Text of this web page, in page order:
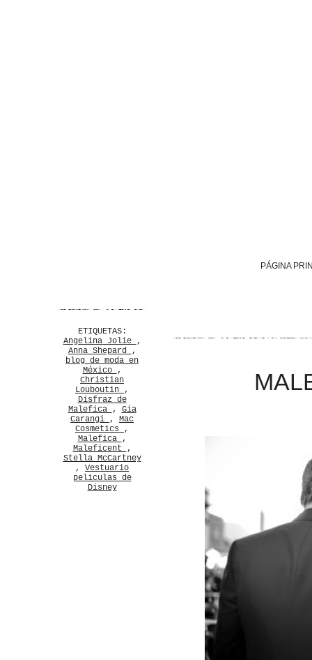
PÁGINA
ETIQUETAS:
Angelina Jolie ,
Anna Shepard ,
blog de moda en
México ,
Christian
Louboutin ,
Disfraz de
Malefica , Gia
Carangi , Mac
Cosmetics ,
Malefica ,
Maleficent
,
Stella McCartney
, Vestuario
peliculas de
Disney